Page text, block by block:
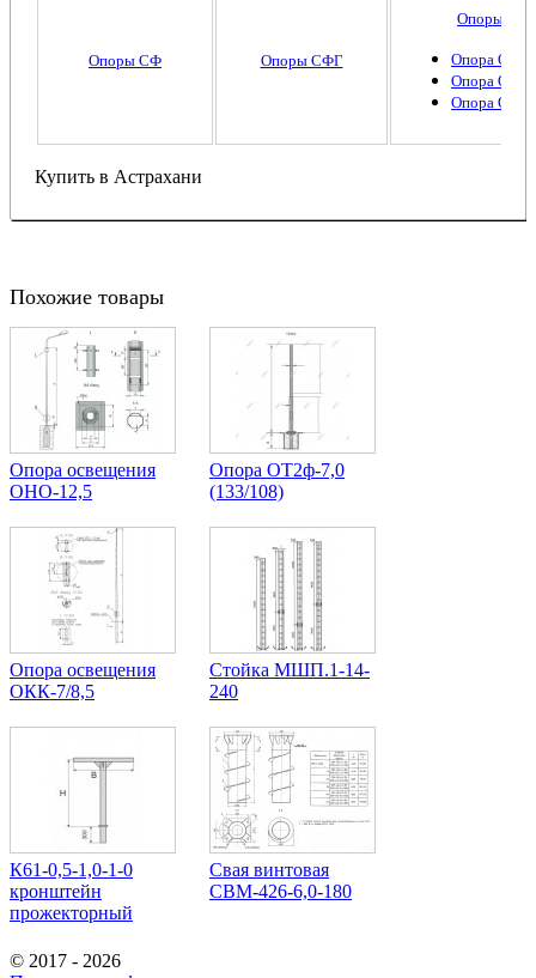
Опоры СФ Опоры СФГ
Опоры
Опора ОГС-
Опора ОГС-
Опора ОГС-
Купить в Астрахани
Похожие товары
Опора освещения
ОНО-12,5
Опора ОТ2ф-7,0
(133/108)
Опора освещения
ОКК-7/8,5
Стойка МШП.1-14-
240
К61-0,5-1,0-1-0
кронштейн
прожекторный
Свая винтовая
СВМ-426-6,0-180
© 2017 - 2026